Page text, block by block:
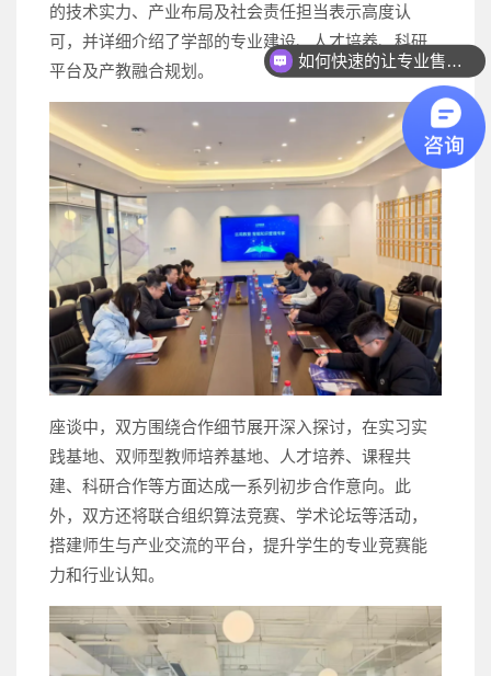
的技术实力、产业布局及社会责任担当表示高度认
可，并详细介绍了学部的专业建设、人才培养、科研
平台及产教融合规划。
座谈中，双方围绕合作细节展开深入探讨，在实习实
践基地、双师型教师培养基地、人才培养、课程共
建、科研合作等方面达成一系列初步合作意向。此
外，双方还将联合组织算法竞赛、学术论坛等活动，
搭建师生与产业交流的平台，提升学生的专业竞赛能
力和行业认知。
如何快速联系人工客服？